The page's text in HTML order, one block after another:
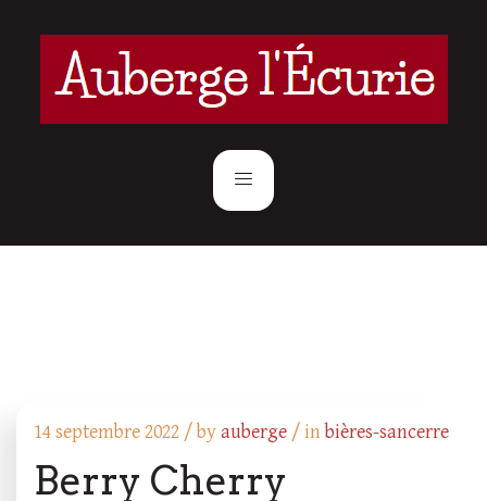
14 septembre 2022 /byauberge / inbières-sancerre
Berry Cherry